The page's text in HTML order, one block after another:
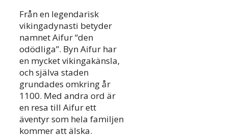
Från en legendarisk
vikingadynasti betyder
namnet Aifur “den
odödliga”. Byn Aifur har
en mycket vikingakänsla,
och själva staden
grundades omkring år
1100. Med andra ord är
en resa till Aifur ett
äventyr som hela familjen
kommer att älska.